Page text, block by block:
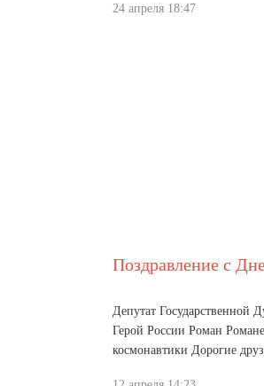
24 апреля 18:47
Поздравление с
Депутат Государственной
Герой России Роман
космонавтики Дорогие